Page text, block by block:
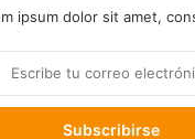
ipsum dolor sit amet,